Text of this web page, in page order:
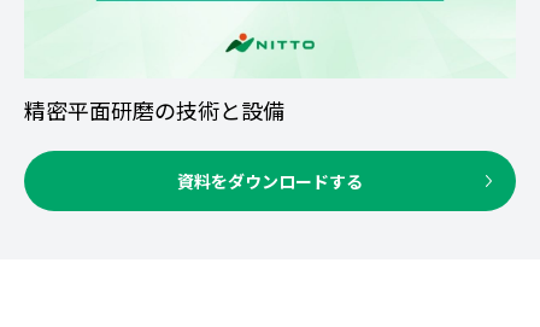
精密平面研磨の技術と設備
資料をダウンロードする